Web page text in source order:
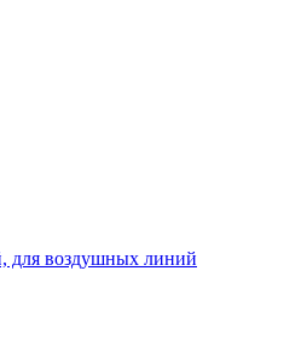
для воздушных линий